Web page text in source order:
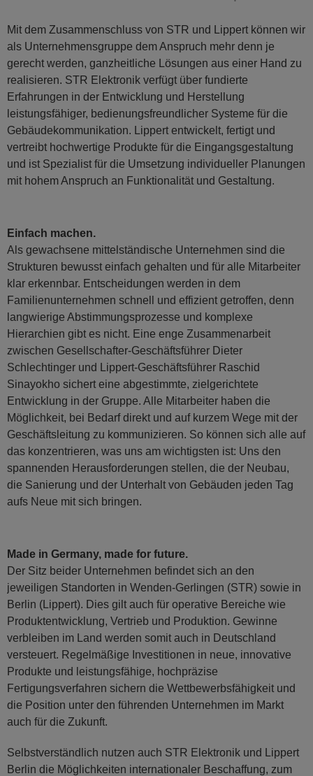
Mit dem Zusammenschluss von STR und Lippert können wir
als Unternehmensgruppe dem Anspruch mehr denn je
gerecht werden, ganzheitliche Lösungen aus einer Hand zu
realisieren. STR Elektronik verfügt über fundierte
Erfahrungen in der Entwicklung und Herstellung
leistungsfähiger, bedienungsfreundlicher Systeme für die
Gebäudekommunikation. Lippert entwickelt, fertigt und
vertreibt hochwertige Produkte für die Eingangsgestaltung
und ist Spezialist für die Umsetzung individueller Planungen
mit hohem Anspruch an Funktionalität und Gestaltung.
Einfach machen.
Als gewachsene mittelständische Unternehmen sind die
Strukturen bewusst einfach gehalten und für alle Mitarbeiter
klar erkennbar. Entscheidungen werden in dem
Familienunternehmen schnell und effizient getroffen, denn
langwierige Abstimmungsprozesse und komplexe
Hierarchien gibt es nicht. Eine enge Zusammenarbeit
zwischen Gesellschafter-Geschäftsführer Dieter
Schlechtinger und Lippert-Geschäftsführer Raschid
Sinayokho sichert eine abgestimmte, zielgerichtete
Entwicklung in der Gruppe. Alle Mitarbeiter haben die
Möglichkeit, bei Bedarf direkt und auf kurzem Wege mit der
Geschäftsleitung zu kommunizieren. So können sich alle auf
das konzentrieren, was uns am wichtigsten ist: Uns den
spannenden Herausforderungen stellen, die der Neubau,
die Sanierung und der Unterhalt von Gebäuden jeden Tag
aufs Neue mit sich bringen.
Made in Germany, made for future.
Der Sitz beider Unternehmen befindet sich an den
jeweiligen Standorten in Wenden-Gerlingen (STR) sowie in
Berlin (Lippert). Dies gilt auch für operative Bereiche wie
Produktentwicklung, Vertrieb und Produktion. Gewinne
verbleiben im Land werden somit auch in Deutschland
versteuert. Regelmäßige Investitionen in neue, innovative
Produkte und leistungsfähige, hochpräzise
Fertigungsverfahren sichern die Wettbewerbsfähigkeit und
die Position unter den führenden Unternehmen im Markt
auch für die Zukunft.
Selbstverständlich nutzen auch STR Elektronik und Lippert
Berlin die Möglichkeiten internationaler Beschaffung, zum